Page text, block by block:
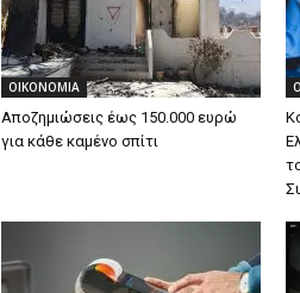
ΟΙΚΟΝΟΜΙΑ
Αποζημιώσεις έως 150.000 ευρώ
για κάθε καμένο σπίτι